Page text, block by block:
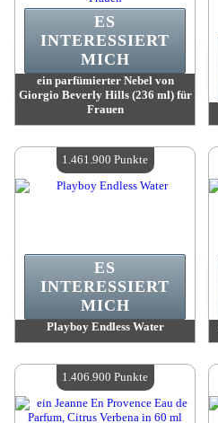
ein parfümierter Nebel von
Giorgio Beverly Hills (236 ml) für
Frauen
Verfügbare Menge:4
ES
INTERESSIERT
MICH
Playboy Endless Water
Verfügbare Menge:4
ES
INTERESSIERT
MICH
1.461.900 Punkte
1.406.900 Punkte